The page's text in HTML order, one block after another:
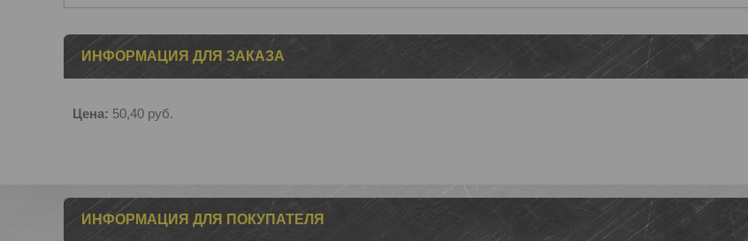
ИНФОРМАЦИЯ ДЛЯ ЗАКАЗА
Цена: 50,40 руб.
ИНФОРМАЦИЯ ДЛЯ ПОКУПАТЕЛЯ